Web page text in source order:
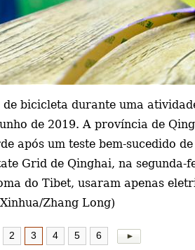
bicicleta durante uma
de 2019.A província de
após um teste bem-sucedido
Grid de Qinghai, na segunda-
do Tibet, usaram apenas
Zhang Long)
2 3 4 5 6